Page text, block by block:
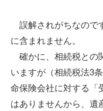
誤解されがちなので
に含まれません。
確かに、相続税との
いますが（相続税法3
命保険会社に対する「
はありませんから、遺